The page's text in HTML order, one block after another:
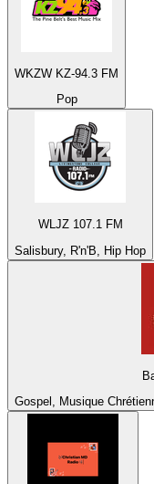
WKZW KZ-94.3 FM
Pop
WLJZ 107.1 FM
Salisbury, R'n'B, Hip Hop
Gospel, Musique